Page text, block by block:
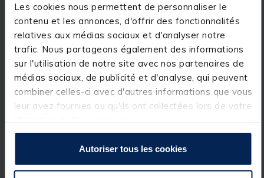
Les cookies nous permettent de personnaliser le
contenu et les annonces, d'offrir des fonctionnalités
relatives aux médias sociaux et d'analyser notre
trafic. Nous partageons également des informations
sur l'utilisation de notre site avec nos partenaires de
médias sociaux, de publicité et d'analyse, qui peuvent
combiner celles-ci avec d'autres informations que vous
leur avez fournies ou qu'ils ont collectées lors de votre
Autoriser tous les cookies
Le Prowess STAR POD est livré avec 2 pieds
supplémentaires Ultra long (plus de 2 mètres).
Lorsque la technologie vous permet de dépasser
vos limites !
Détails
Caractéristiques
Rod pod 3, 4 ou 5 cannes gros gabarit
2×2 pieds (45cm-75cm) pour les pêches extrêmes